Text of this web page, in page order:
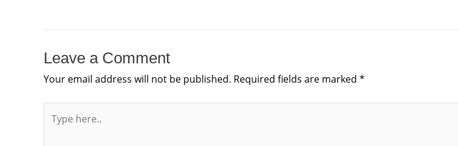
Leave a Comment
Your email address will not be published. Required fields are marked *
here..